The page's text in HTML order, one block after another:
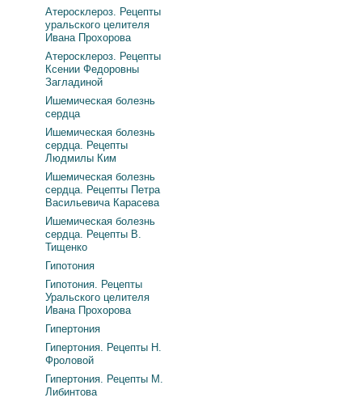
Атеросклероз. Рецепты
уральского целителя
Ивана Прохорова
Атеросклероз. Рецепты
Ксении Федоровны
Загладиной
Ишемическая болезнь
сердца
Ишемическая болезнь
сердца. Рецепты
Людмилы Ким
Ишемическая болезнь
сердца. Рецепты Петра
Васильевича Карасева
Ишемическая болезнь
сердца. Рецепты В.
Тищенко
Гипотония
Гипотония. Рецепты
Уральского целителя
Ивана Прохорова
Гипертония
Гипертония. Рецепты Н.
Фроловой
Гипертония. Рецепты М.
Либинтова